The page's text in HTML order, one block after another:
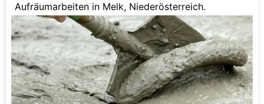
Aufräumarbeiten in Melk, Niederösterreich.